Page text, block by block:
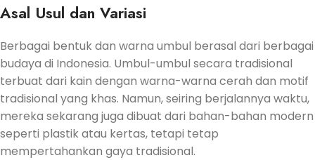
Asal Usul dan Variasi
Berbagai bentuk dan warna umbul berasal dari berbagai
budaya di Indonesia. Umbul-umbul secara tradisional
terbuat dari kain dengan warna-warna cerah dan motif
tradisional yang khas. Namun, seiring berjalannya waktu,
mereka sekarang juga dibuat dari bahan-bahan modern
seperti plastik atau kertas, tetapi tetap
mempertahankan gaya tradisional.